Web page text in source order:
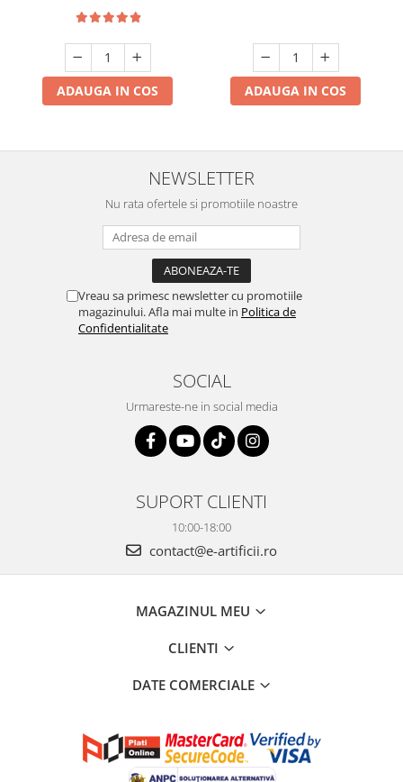
ADAUGA IN COS ADAUGA IN COS
NEWSLETTER
Nu rata ofertele si promotiile noastre
Vreau sa primesc newsletter cu promotiile
magazinului. Afla mai multe in Politica de
Confidentialitate
SOCIAL
Urmareste-ne in social media
SUPORT CLIENTI
10:00-18:00
contact@e-artificii.ro
MAGAZINUL MEU
CLIENTI
DATE COMERCIALE